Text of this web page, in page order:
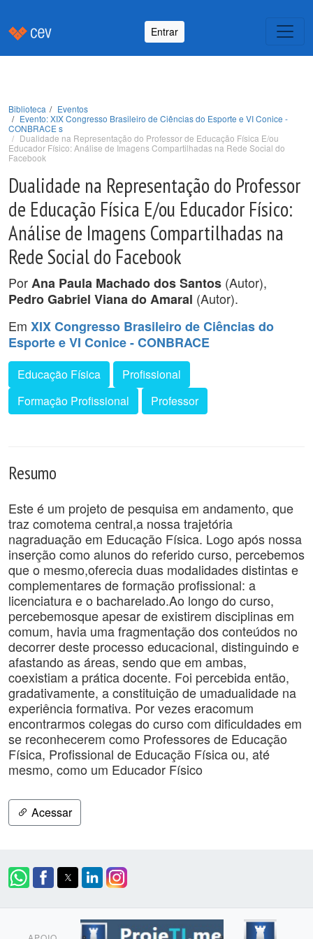
Entrar
Biblioteca
Eventos
Evento: XIX Congresso Brasileiro de Ciências do Esporte e VI Conice -
CONBRACE s
Dualidade na Representação do Professor de Educação Física E/ou
Educador Físico: Análise de Imagens Compartilhadas na Rede Social do
Facebook
Dualidade na Representação do Professor
de Educação Física E/ou Educador Físico:
Análise de Imagens Compartilhadas na
Rede Social do Facebook
PorAna Paula Machado dos Santos (Autor),
Pedro Gabriel Viana do Amaral (Autor).
Em XIX Congresso Brasileiro de Ciências do
Esporte e VI Conice - CONBRACE
Educação Física
Profissional
Formação Profissional
Professor
Resumo
Este é um projeto de pesquisa em andamento, que
traz comotema central,a nossa trajetória
nagraduação em Educação Física. Logo após nossa
inserção como alunos do referido curso, percebemos
que o mesmo,oferecia duas modalidades distintas e
complementares de formação profissional: a
licenciatura e o bacharelado.Ao longo do curso,
percebemosque apesar de existirem disciplinas em
comum, havia uma fragmentação dos conteúdos no
decorrer deste processo educacional, distinguindo e
afastando as áreas, sendo que em ambas,
coexistiam a prática docente. Foi percebida então,
gradativamente, a constituição de umadualidade na
experiência formativa. Por vezes eracomum
encontrarmos colegas do curso com dificuldades em
se reconhecerem como Professores de Educação
Física, Profissional de Educação Física ou, até
mesmo, como um Educador Físico
Acessar